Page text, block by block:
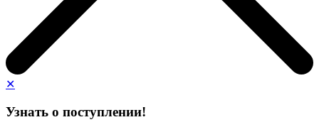
✕
Узнать о поступлении!